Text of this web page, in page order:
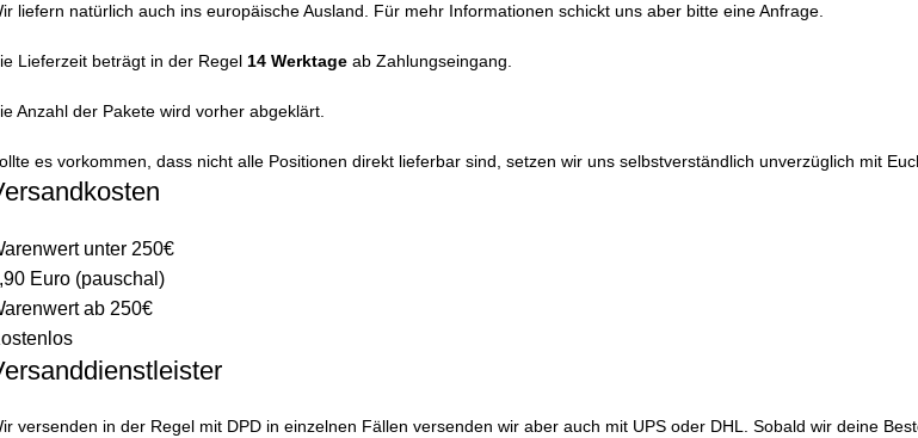
liefern natürlich auch ins europäische Ausland. Für mehr Informationen schickt uns aber bitte eine Anfrage.
Lieferzeit beträgt in der Regel 14 Werktage ab Zahlungseingang.
Anzahl der Pakete wird vorher abgeklärt.
es vorkommen, dass nicht alle Positionen direkt lieferbar sind, setzen wir uns selbstverständlich unverzüglich mit
unter 250€
Euro (pauschal)
ab 250€
versenden in der Regel mit DPD in einzelnen Fällen versenden wir aber auch mit UPS oder DHL. Sobald wir deine